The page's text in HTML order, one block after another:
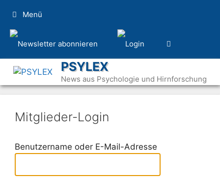
Inhalt
springen
Menü
PSYLEX
News aus Psychologie und Hirnforschung
Mitglieder-Login
Benutzername oder E-Mail-Adresse